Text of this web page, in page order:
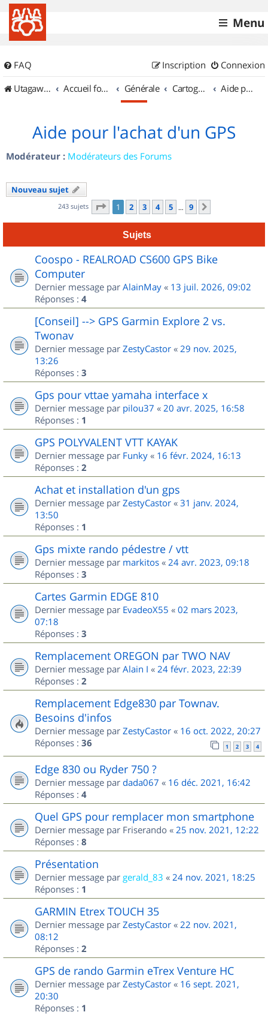
Menu
FAQ Connexion
Inscription
UtagawaVTT (Randos VTT et VTTAE avec traces GPS)
Accueil forum Générale Cartographie et GPS Aide pour l'achat d'un GPS
Aide pour l'achat d'un GPS
Modérateur : Modérateurs des Forums
Nouveau sujet
243 sujets Page 1sur
1 2 3 4 5 … 9
Sujets
Coospo - REALROAD CS600 GPS Bike
Computer
Dernier message par AlainMay « 13 juil. 2026, 09:02
Réponses : 4
[Conseil] --> GPS Garmin Explore 2 vs.
Twonav
Dernier message par ZestyCastor « 29 nov. 2025,
13:26
Réponses : 3
Gps pour vttae yamaha interface x
Dernier message par pilou37 « 20 avr. 2025, 16:58
Réponses : 1
GPS POLYVALENT VTT KAYAK
Dernier message par Funky « 16 févr. 2024, 16:13
Réponses : 2
Achat et installation d'un gps
Dernier message par ZestyCastor « 31 janv. 2024,
13:50
Réponses : 1
Gps mixte rando pédestre / vtt
Dernier message par markitos « 24 avr. 2023, 09:18
Réponses : 3
Cartes Garmin EDGE 810
Dernier message par EvadeoX55 « 02 mars 2023,
07:18
Réponses : 3
Remplacement OREGON par TWO NAV
Dernier message par Alain I « 24 févr. 2023, 22:39
Réponses : 2
Remplacement Edge830 par Townav.
Besoins d'infos
Dernier message par ZestyCastor « 16 oct. 2022, 20:27
Réponses : 36 1 2 3 4
Edge 830 ou Ryder 750 ?
Dernier message par dada067 « 16 déc. 2021, 16:42
Réponses : 4
Quel GPS pour remplacer mon smartphone
Dernier message par Friserando « 25 nov. 2021, 12:22
Réponses : 8
Présentation
Dernier message par gerald_83 « 24 nov. 2021, 18:25
Réponses : 1
GARMIN Etrex TOUCH 35
Dernier message par ZestyCastor « 22 nov. 2021,
08:12
Réponses : 2
GPS de rando Garmin eTrex Venture HC
Dernier message par ZestyCastor « 16 sept. 2021,
20:30
Réponses : 1